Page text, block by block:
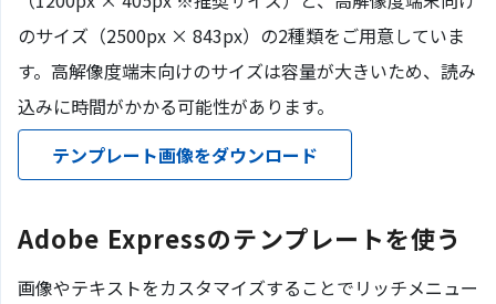
のサイズ（2500px × 843px）の2種類をご用意していま
す。高解像度端末向けのサイズは容量が大きいため、読み
込みに時間がかかる可能性があります。
テンプレート画像をダウンロード
Adobe Expressのテンプレートを使う
画像やテキストをカスタマイズすることでリッチメニュー